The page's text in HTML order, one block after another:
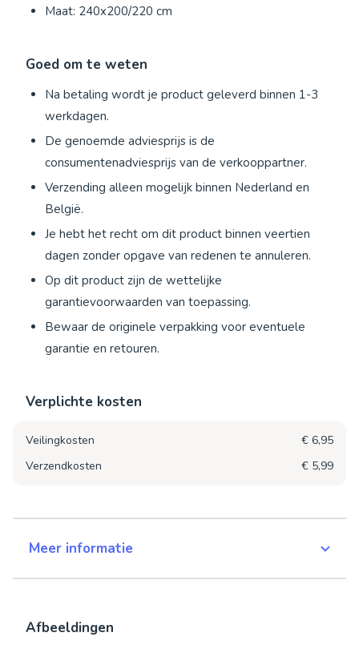
Maat: 240x200/220 cm
Goed om te weten
Na betaling wordt je product geleverd binnen 1-3
werkdagen.
De genoemde adviesprijs is de
consumentenadviesprijs van de verkooppartner.
Verzending alleen mogelijk binnen Nederland en
België.
Je hebt het recht om dit product binnen veertien
dagen zonder opgave van redenen te annuleren.
Op dit product zijn de wettelijke
garantievoorwaarden van toepassing.
Bewaar de originele verpakking voor eventuele
garantie en retouren.
Verplichte kosten
Veilingkosten
€ 6,95
Verzendkosten
€ 5,99
Meer informatie
Afbeeldingen